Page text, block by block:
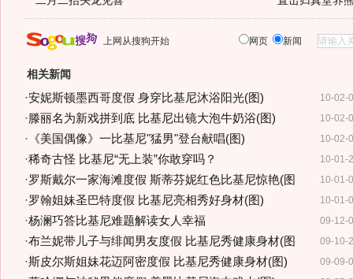
上网从搜狗开始 网页 新闻
相关新闻
10-02-
·安妮斯顿墨西哥度假 身穿比基尼沐浴阳光(图)
10-02-
·滕丽名为新戏拼到底 比基尼出镜大泡牛奶浴(图)
10-02-
· 《美国偶像》一比基尼"猛男"登台献唱(图)
10-01-
·稀奇古怪 比基尼“无上装”你敢穿吗？
10-01-
·罗斯戴尔一家海滩度假 斯蒂芬妮红色比基尼惊艳(图
10-01-
·罗翰姐妹圣巴特度假 比基尼亮相秀好身材(图)
09-12-
·杨澜巧答比基尼难题解读女人幸福
09-10-
·布兰妮带儿子与绯闻男友度假 比基尼秀健康身材(图
09-09-
·斯皮尔斯姐妹花迈阿密度假 比基尼秀健康身材(图)